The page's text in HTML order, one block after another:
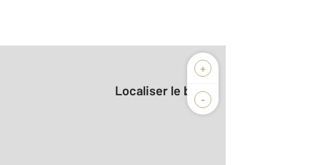
+
-
Localiser le bien